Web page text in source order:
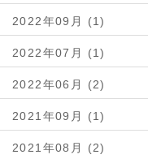
2022年09月 (1)
2022年07月 (1)
2022年06月 (2)
2021年09月 (1)
2021年08月 (2)